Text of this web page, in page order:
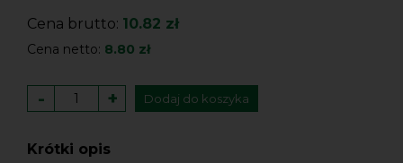
Cena brutto: 10.82 zł
Cena netto: 8.80 zł
- + Dodaj do koszyka
Krótki opis